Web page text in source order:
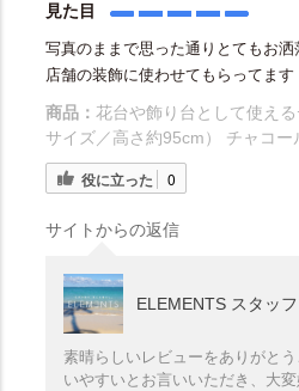
見た目
写真のままで思った通りとてもお洒
店舗の装飾に使わせてもらってます
商品： 花台や飾り台として使え
サイズ／高さ約95cm） チャコー
役に立った 0
サイトからの返信
ELEMENTS スタッフ
素晴らしいレビューをありがと
いやすいとお言いいただき、大